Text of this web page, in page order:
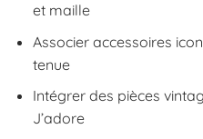
et maille
Associer accessoires
tenue
Intégrer des pièces
J’adore